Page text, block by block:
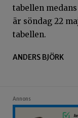
tabellen
är söndag 22
tabellen.
ANDERS BJÖRK
Annons